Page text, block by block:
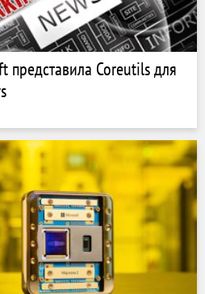
представила Coreutils для